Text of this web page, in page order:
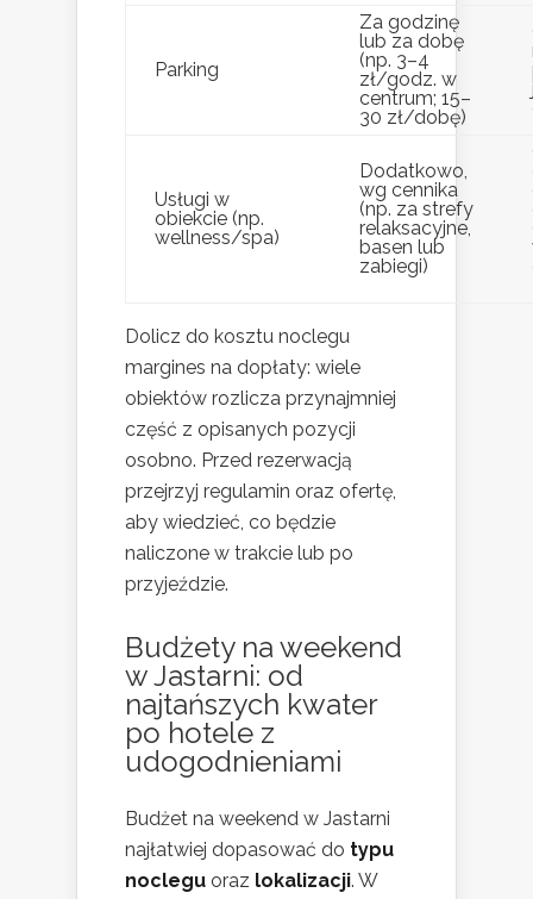
Parking
Za godzinę
lub za dobę
(np. 3–4
zł/godz. w
centrum; 15–
30 zł/dobę)
Usługi w
obiekcie (np.
wellness/spa)
Dodatkowo,
wg cennika
(np. za strefy
relaksacyjne,
basen lub
zabiegi)
Dolicz do kosztu noclegu
margines na dopłaty: wiele
obiektów rozlicza przynajmniej
część z opisanych pozycji
osobno. Przed rezerwacją
przejrzyj regulamin oraz ofertę,
aby wiedzieć, co będzie
naliczone w trakcie lub po
przyjeździe.
Budżety na weekend
w Jastarni: od
najtańszych kwater
po hotele z
udogodnieniami
Budżet na weekend w Jastarni
najłatwiej dopasować do typu
noclegu oraz lokalizacji. W